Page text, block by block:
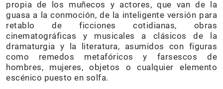
propia de los muñecos y actores, que van de la
guasa a la conmoción, de la inteligente versión para
retablo de ficciones cotidianas, obras
cinematográficas y musicales a clásicos de la
dramaturgia y la literatura, asumidos con figuras
como remedos metafóricos y farsescos de
hombres, mujeres, objetos o cualquier elemento
escénico puesto en solfa.